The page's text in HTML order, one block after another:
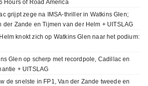
Hours of Road America
grijpt zege na IMSA-thriller in Watkins Glen;
der Zande en Tijmen van der Helm + UITSLAG
knokt zich op Watkins Glen naar het podium:
Glen op scherp met recordpole, Cadillac en
+ UITSLAG
de snelste in FP1, Van der Zande tweede en